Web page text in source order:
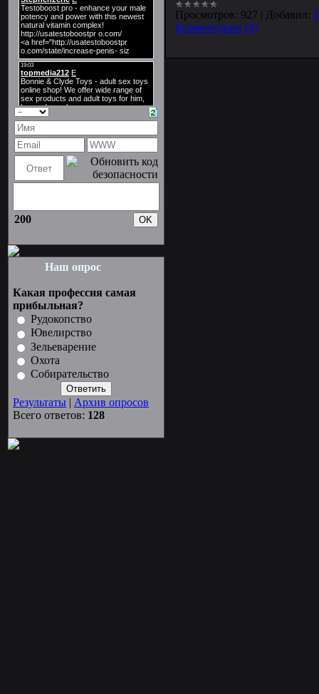
200
Наш опрос
Какая профессия самая
прибыльная?
Рудокопство
Ювелирство
Зельеварение
Охота
Собирательство
Результаты | Архив опросов
Всего ответов: 128
Просмотров: 927 | Добавил:
Комментарии (0)